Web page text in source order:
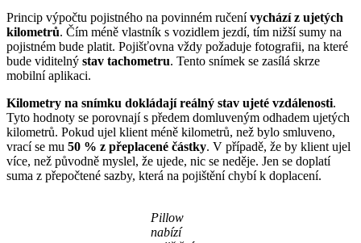
Princip výpočtu pojistného na povinném ručenívychází z ujetých
kilometrů. Čím méně vlastník s vozidlem jezdí, tím nižší sumy na
pojistném bude platit. Pojišťovna vždy požaduje fotografii, na které
bude viditelný stav tachometru. Tento snímek se zasílá skrze
mobilní aplikaci.
Kilometry na snímku dokládají reálný stav ujeté vzdálenosti.
Tyto hodnoty se porovnají s předem domluveným odhadem ujetých
kilometrů. Pokud ujel klient méně kilometrů, než bylo smluveno,
vrací se mu 50 % z přeplacené částky. V případě, že by klient ujel
více, než původně myslel, že ujede, nic se neděje. Jen se doplatí
suma z přepočtené sazby, která na pojištění chybí k doplacení.
Pillow
nabízí